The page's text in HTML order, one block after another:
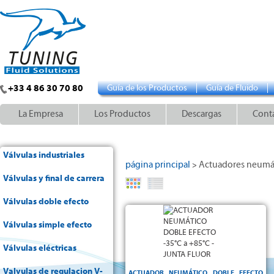
+33 4 86 30 70 80 Guía de los Productos Guía de Fluido
La Empresa Los Productos Descargas
Válvulas industriales
Válvulas y final de carrera
Válvulas doble efecto
Válvulas simple efecto
Válvulas eléctricas
Valvulas de regulacion V-
página principal > Actuadores
Actuador neumático
con piñón y pistón - Rotación
0 a 90° +/- 5°
gracias a los
espárragos de regulación - Cuerpo
en aluminio anodizado duro - Tapas
en aluminio revestidas de una capa